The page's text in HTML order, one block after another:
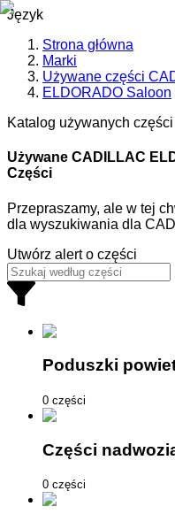
Język
Strona główna
Marki
Używane części
ELDORADO Saloon
Katalog używanych
Używane CADILLAC
Części
Przepraszamy, ale w tej
dla wyszukiwania dla
Utwórz alert o części
Poduszki
0 części
Części
0 części